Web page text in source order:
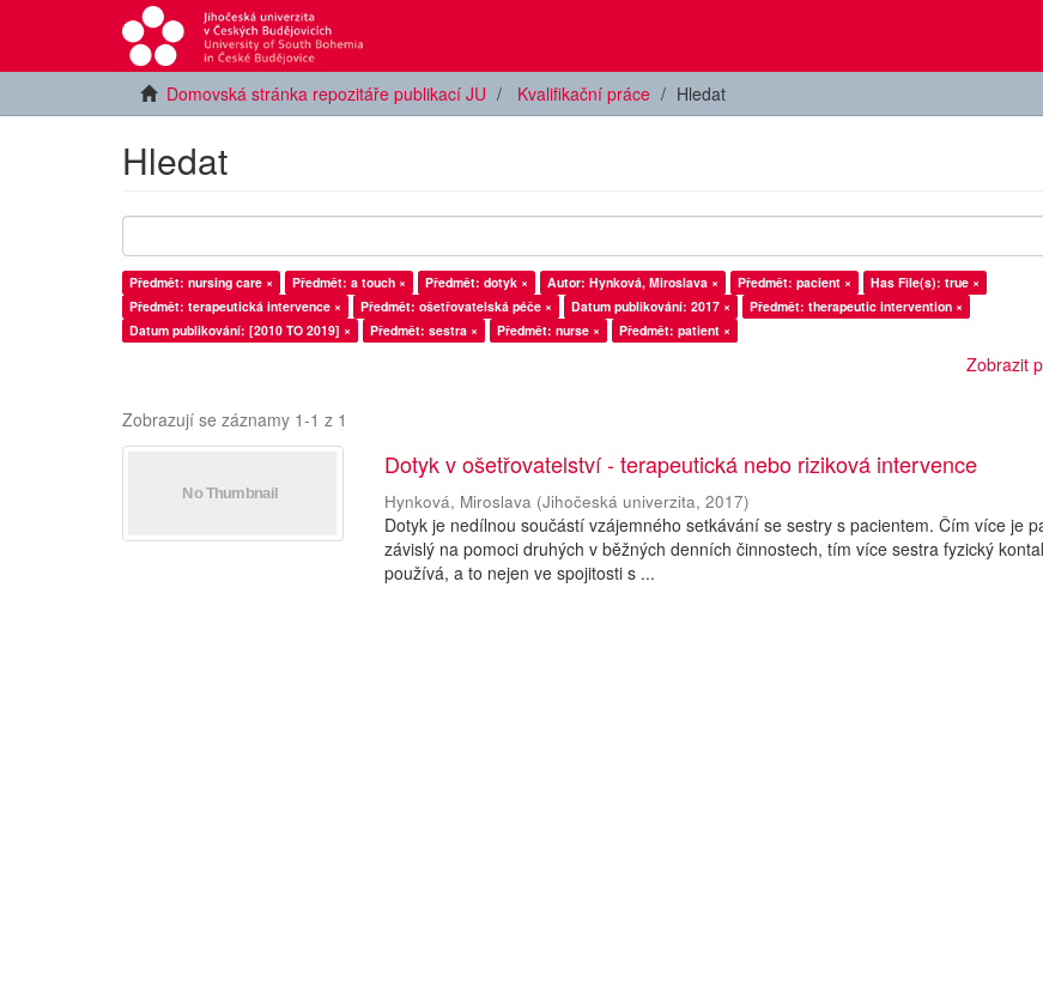
Domovská stránka repozitáře publikací JU Kvalifikační práce Hledat
Hledat
Předmět: nursing care × Předmět: a touch × Předmět: dotyk × Autor: Hynková, Miroslava × Předmět: pacient ×
Has File(s): true ×
Předmět: terapeutická intervence ×
Předmět: ošetřovatelská péče × Datum publikování: 2017 ×
Předmět: therapeutic intervention ×
Datum publikování: [2010 TO 2019] ×
Předmět: sestra × Předmět: nurse × Předmět: patient ×
Zobrazit
Zobrazují se záznamy 1-1 z 1
Dotyk v ošetřovatelství - terapeutická nebo riziková intervence
Hynková, Miroslava (Jihočeská univerzita,2017)
Dotyk je nedílnou součástí vzájemného setkávání se sestry s pacientem. Čím více je
závislý na pomoci druhých v běžných denních činnostech, tím více sestra fyzický
používá, a to nejen ve spojitosti s ...